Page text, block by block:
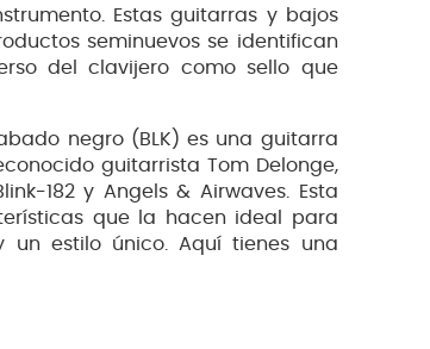
Estas guitarras y bajos
seminuevos se identifican
del clavijero como sello que
negro (BLK) es una guitarra
guitarrista Tom Delonge,
182 y Angels & Airwaves. Esta
que la hacen ideal para
un estilo único. Aquí tienes una